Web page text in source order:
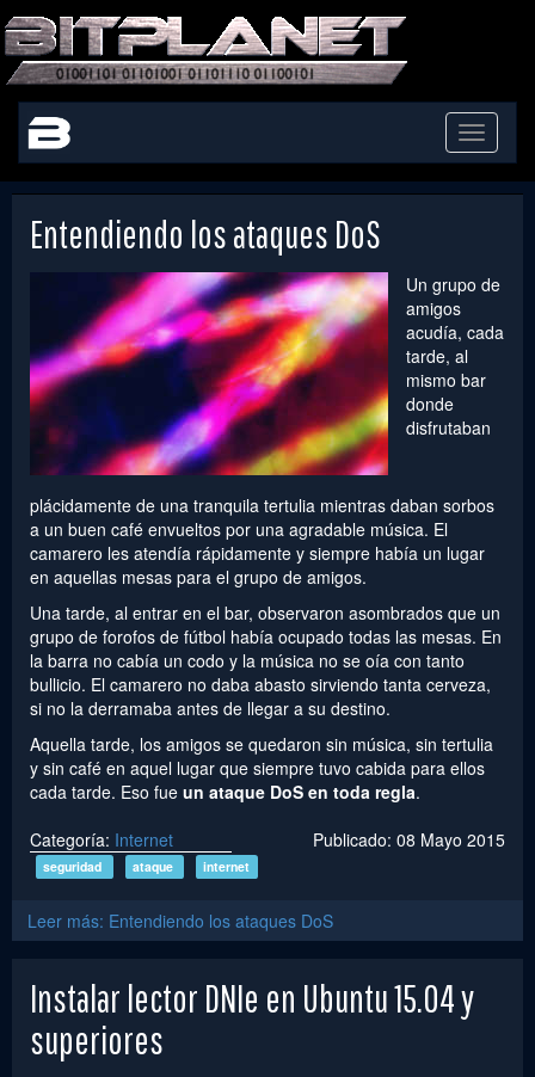
Toggle
Entendiendo los ataques DoS
Un grupo de
amigos
acudía, cada
tarde, al
mismo bar
donde
disfrutaban
plácidamente de una tranquila tertulia mientras daban sorbos
a un buen café envueltos por una agradable música. El
camarero les atendía rápidamente y siempre había un lugar
en aquellas mesas para el grupo de amigos.
Una tarde, al entrar en el bar, observaron asombrados que un
grupo de forofos de fútbol había ocupado todas las mesas. En
la barra no cabía un codo y la música no se oía con tanto
bullicio. El camarero no daba abasto sirviendo tanta cerveza,
si no la derramaba antes de llegar a su destino.
Aquella tarde, los amigos se quedaron sin música, sin tertulia
y sin café en aquel lugar que siempre tuvo cabida para ellos
cada tarde. Eso fue un ataque DoS en toda regla.
Categoría: Internet Publicado: 08 Mayo 2015
seguridad ataque internet
Leer más: Entendiendo los ataques DoS
Instalar lector DNIe en Ubuntu 15.04 y
superiores